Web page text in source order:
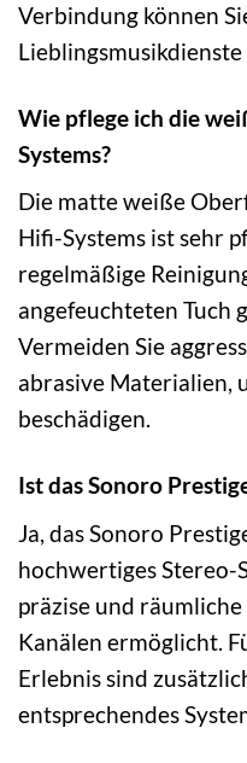
Verbindung können
Wie pflege ich die
Systems?
Die matte weiße
Hifi-Systems ist sehr
regelmäßige
angefeuchteten Tuch
Vermeiden Sie
abrasive Materialien,
beschädigen.
Ist das Sonoro
Ja, das Sonoro
hochwertiges Stereo-
präzise und
Kanälen ermöglicht.
Erlebnis sind
entsprechendes